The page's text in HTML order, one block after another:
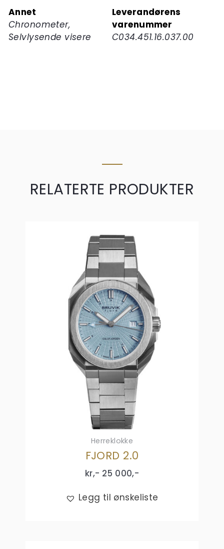
Annet
Chronometer,
Selvlysende visere
Leverandørens
varenummer
C034.451.16.037.00
RELATERTE PRODUKTER
Herreklokke
FJORD 2.0
kr,- 25 000,-
Legg til ønskeliste